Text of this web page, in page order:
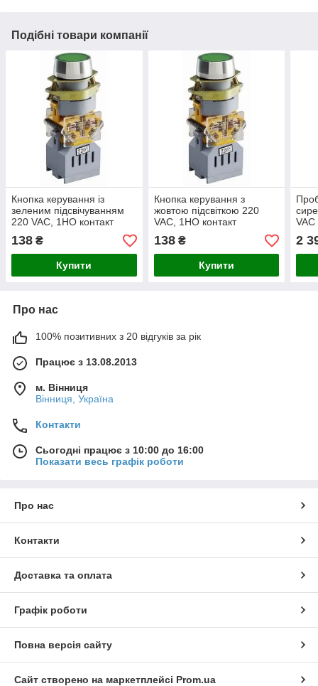
Подібні товари компанії
Кнопка керування із
зеленим підсвічуванням
220 VAC, 1НО контакт
138 ₴
Купити
Кнопка керування з
жовтою підсвіткою 220
VAC, 1НО контакт
138₴
Купити
VAC
2
Про нас
100% позитивних з 20 відгуків за рік
Працює з 13.08.2013
м. Вінниця
Вінниця, Україна
Контакти
Сьогодні працює з 10:00 до 16:00
Показати весь графік роботи
Про нас
Контакти
Доставка та оплата
Графік роботи
Повна версія сайту
Сайт створено на маркетплейсі Prom.ua